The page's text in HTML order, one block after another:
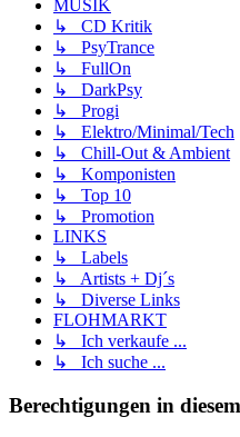
MUSIK
↳ CD Kritik
↳ PsyTrance
↳ FullOn
↳ DarkPsy
↳ Progi
↳ Elektro/Minimal/Tech
↳ Chill-Out & Ambient
↳ Komponisten
↳ Top 10
↳ Promotion
LINKS
↳ Labels
↳ Artists + Dj´s
↳ Diverse Links
FLOHMARKT
↳ Ich verkaufe ...
↳ Ich suche ...
Berechtigungen in